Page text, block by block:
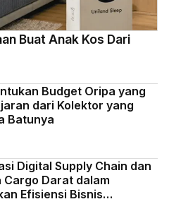
Buat Anak Kos Dari
Budget Oripa yang
dari Kolektor yang
Batunya
Digital Supply Chain dan
Cargo Darat dalam
Efisiensi Bisnis